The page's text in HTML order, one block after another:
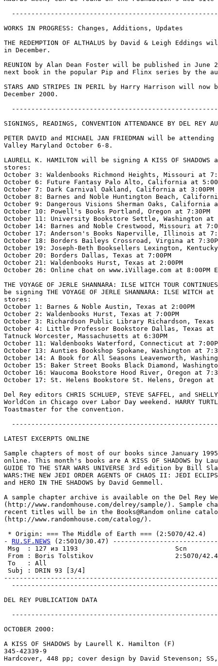
RU.SF.NEWS (2:5010/30.47)